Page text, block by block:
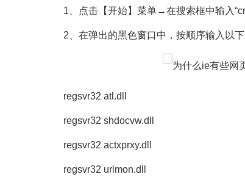
1、点击【开始】菜单→在搜索框中输入
2、在弹出的黑色窗口中，按顺序输入以下
regsvr32 atl.dll
regsvr32 shdocvw.dll
regsvr32 actxprxy.dll
regsvr32 urlmon.dll